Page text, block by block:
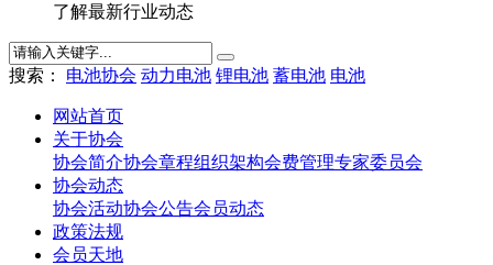
了解最新行业动态
搜索： 电池协会 动力电池 锂电池 蓄电池 电池
网站首页
关于协会
协会简介协会章程组织架构会费管理专家委员会
协会动态
协会活动协会公告会员动态
政策法规
会员天地